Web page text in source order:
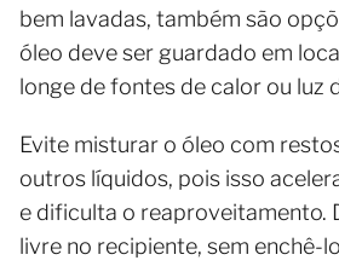
bem lavadas, também são
óleo deve ser guardado em
longe de fontes de calor ou luz
Evite misturar o óleo com
outros líquidos, pois isso
e dificulta o reaproveitamento.
livre no recipiente, sem enchê-